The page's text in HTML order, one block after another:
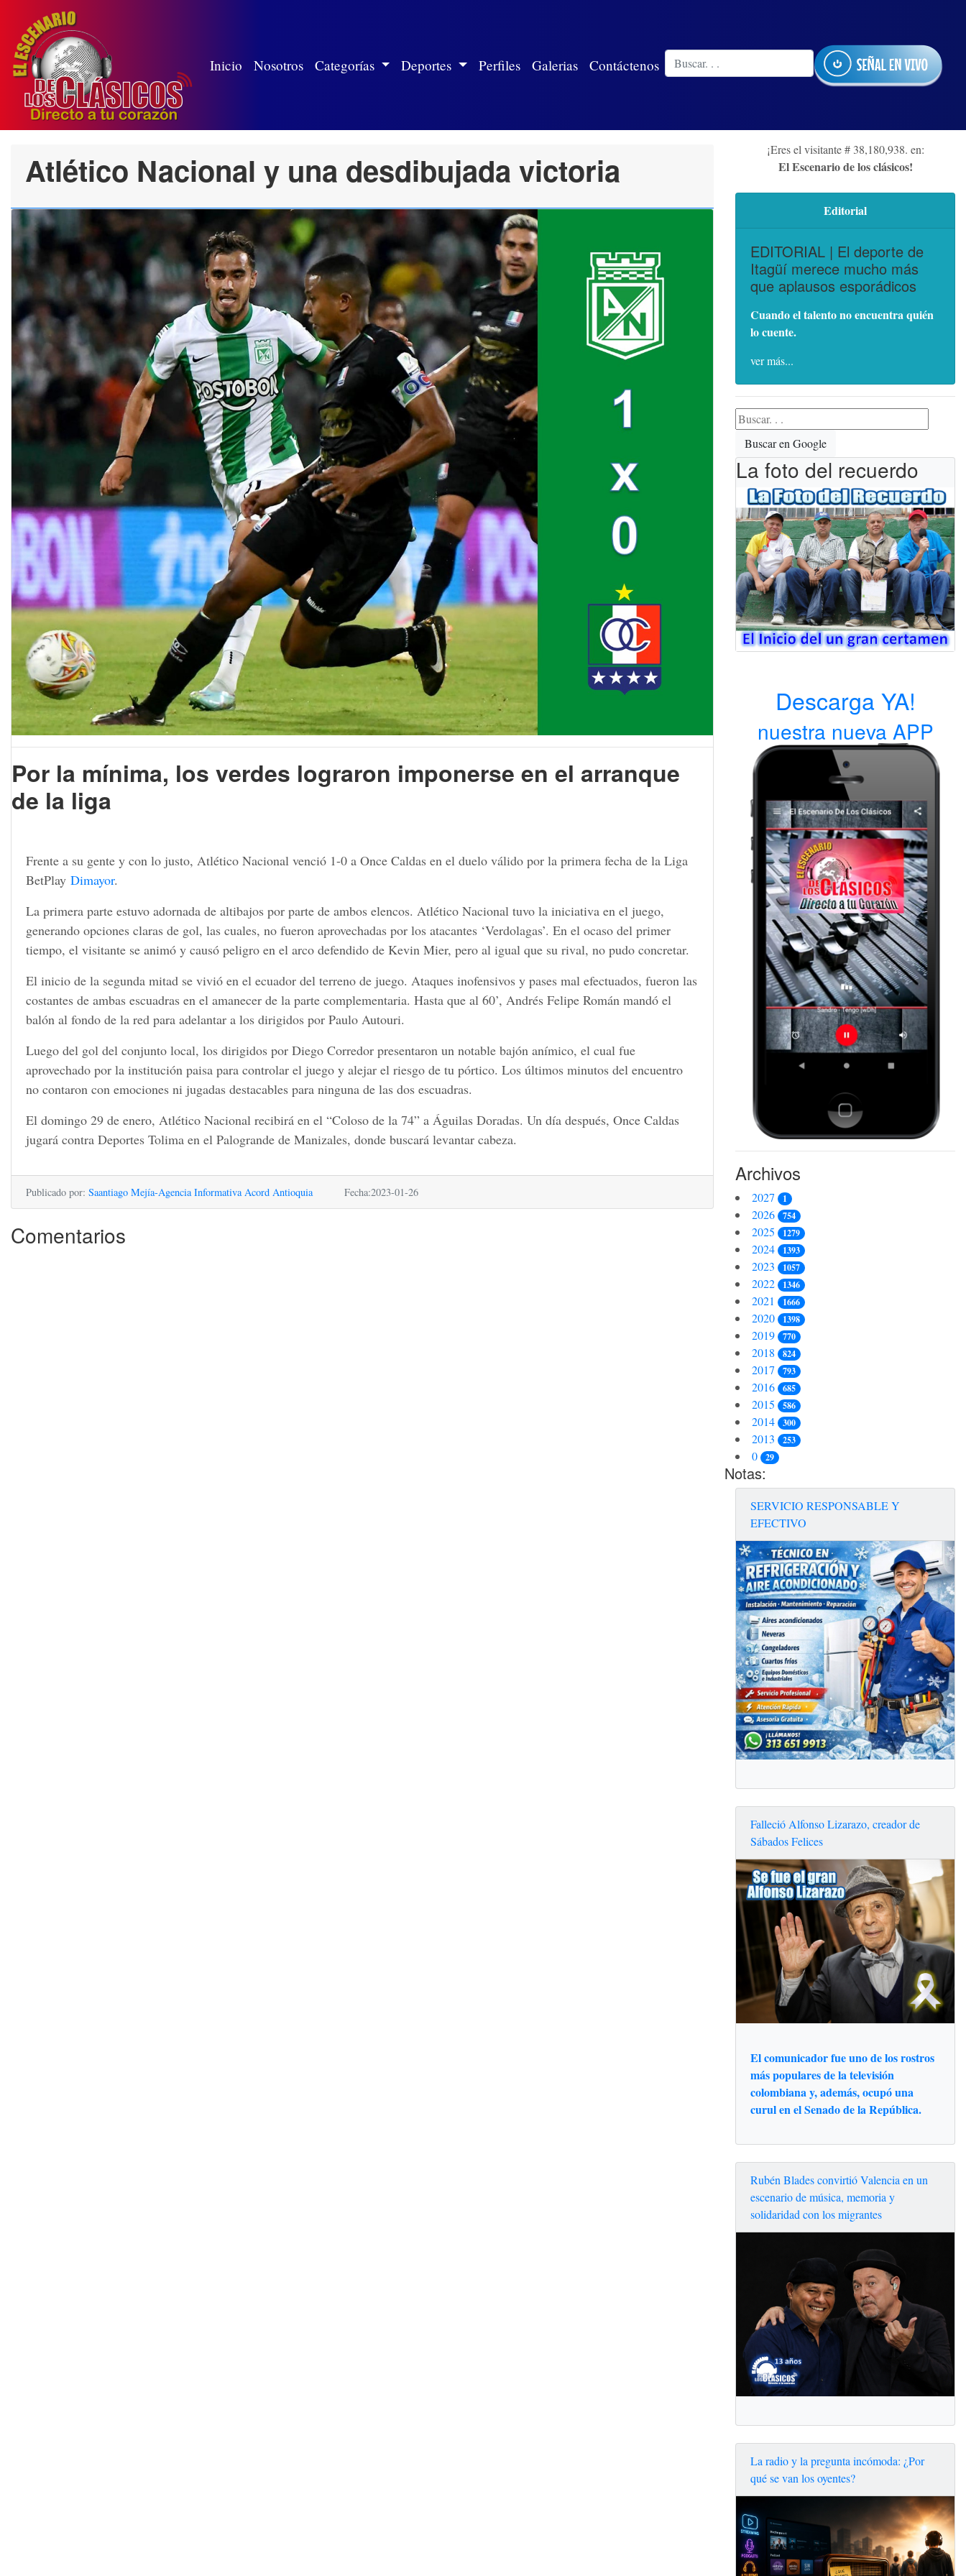
Inicio Nosotros(white)
Categorías Deportes Perfiles Galerias Contáctenos
Atlético Nacional y una desdibujada victoria
Por la mínima, los verdes lograron imponerse en el arranque
de la liga
Frente a su gente y con lo justo, Atlético Nacional venció 1-0 a Once Caldas en el duelo válido por la primera fecha de la Liga
BetPlay Dimayor.
La primera parte estuvo adornada de altibajos por parte de ambos elencos. Atlético Nacional tuvo la iniciativa en el juego,
generando opciones claras de gol, las cuales, no fueron aprovechadas por los atacantes ‘Verdolagas’. En el ocaso del primer
tiempo, el visitante se animó y causó peligro en el arco defendido de Kevin Mier, pero al igual que su rival, no pudo concretar.
El inicio de la segunda mitad se vivió en el ecuador del terreno de juego. Ataques inofensivos y pases mal efectuados, fueron las
costantes de ambas escuadras en el amanecer de la parte complementaria. Hasta que al 60’, Andrés Felipe Román mandó el
balón al fondo de la red para adelantar a los dirigidos por Paulo Autouri.
Luego del gol del conjunto local, los dirigidos por Diego Corredor presentaron un notable bajón anímico, el cual fue
aprovechado por la institución paisa para controlar el juego y alejar el riesgo de tu pórtico. Los últimos minutos del encuentro
no contaron con emociones ni jugadas destacables para ninguna de las dos escuadras.
El domingo 29 de enero, Atlético Nacional recibirá en el “Coloso de la 74” a Águilas Doradas. Un día después, Once Caldas
jugará contra Deportes Tolima en el Palogrande de Manizales, donde buscará levantar cabeza.
Publicado por: Saantiago Mejía-Agencia Informativa Acord AntioquiaFecha:2023-01-26
Comentarios
¡Eres el visitante # 38,180,938. en:
El Escenario de los clásicos!
Editorial
EDITORIAL | El deporte de
Itagüí merece mucho más
que aplausos esporádicos
Cuando el talento no encuentra quién
lo cuente.
ver más...
Buscar en Google
La foto del recuerdo
Descarga YA!
nuestra nueva APP
Archivos
2027 1
2026 754
2025 1279
2024 1393
2023 1057
2022 1346
2021 1666
2020 1398
2019 770
2018 824
2017 793
2016 685
2015 586
2014 300
2013 253
0 29
Notas:
SERVICIO RESPONSABLE Y
EFECTIVO
Falleció Alfonso Lizarazo, creador de
Sábados Felices
El comunicador fue uno de los rostros
más populares de la televisión
colombiana y, además, ocupó una
curul en el Senado de la República.
Rubén Blades convirtió Valencia en un
escenario de música, memoria y
solidaridad con los migrantes
La radio y la pregunta incómoda: ¿Por
qué se van los oyentes?